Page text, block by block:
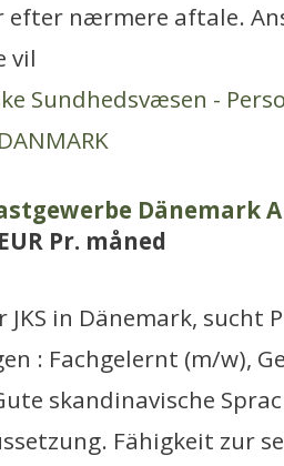
efter nærmere aftale.
vil
Sundhedsvæsen -
DANMARK
Dänemark
Pr. måned
JKS in Dänemark, sucht
: Fachgelernt (m/w),
skandinavische
Fähigkeit zur